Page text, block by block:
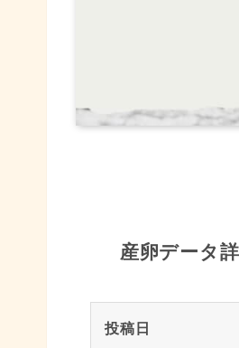
産卵データ
投稿日